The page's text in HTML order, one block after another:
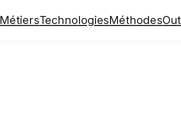
MétiersTechnologiesMéthodes